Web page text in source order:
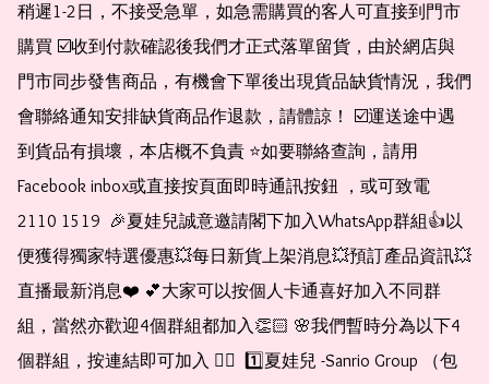
稍遲1-2日，不接受急單，如急需購買的客人可直接到門市
購買 ☑️收到付款確認後我們才正式落單留貨，由於網店與
門市同步發售商品，有機會下單後出現貨品缺貨情況，我們
會聯絡通知安排缺貨商品作退款，請體諒！ ☑️運送途中遇
到貨品有損壞，本店概不負責 ⭐️如要聯絡查詢，請用
Facebook inbox或直接按頁面即時通訊按鈕 ，或可致電
2110 1519  🎉夏娃兒誠意邀請閣下加入WhatsApp群組👍以
便獲得獨家特選優惠💥每日新貨上架消息💥預訂產品資訊💥
直播最新消息❤️ 💕大家可以按個人卡通喜好加入不同群
組，當然亦歡迎4個群組都加入👏🏻 🌸我們暫時分為以下4
個群組，按連結即可加入 👇🏻  1️⃣夏娃兒 -Sanrio Group （包